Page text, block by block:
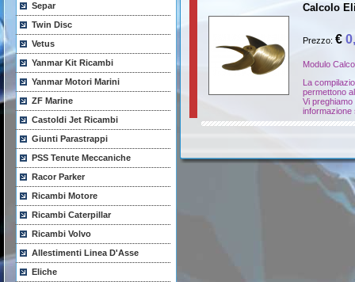
Separ
Twin Disc
Vetus
Yanmar Kit Ricambi
Yanmar Motori Marini
ZF Marine
Castoldi Jet Ricambi
Giunti Parastrappi
PSS Tenute Meccaniche
Racor Parker
Ricambi Motore
Ricambi Caterpillar
Ricambi Volvo
Allestimenti Linea D'Asse
Eliche
Calcolo
Prezzo: €
Modulo
La
permettono
Vi
informazione